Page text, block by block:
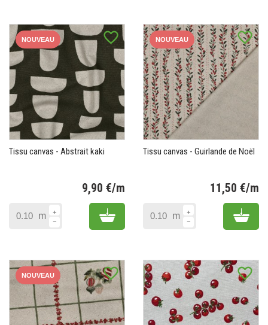
favorite_border
NOUVEAU
Tissu canvas - Abstrait kaki
9,90 €/m
m Add to cart
favorite_border
NOUVEAU
Tissu canvas - Guirlande de Noël
11,50 €/m
m Add
favorite_border
NOUVEAU favorite_border